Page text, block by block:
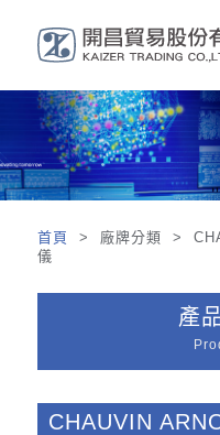
首頁
> 廠牌分類 >
儀
產
CHAUVIN